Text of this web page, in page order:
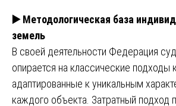
▶️Методологическая база
земель
В своей деятельности Федерация
опирается на классические подходы
адаптированные к уникальным
каждого объекта. Затратный подход